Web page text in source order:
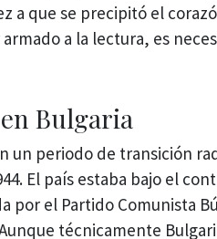
a que se precipitó el
a la lectura, es
Bulgaria
un periodo de transición
El país estaba bajo el
por el Partido Comunista
técnicamente